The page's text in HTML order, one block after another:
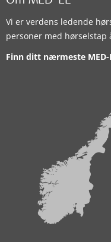
Vi er verdens ledende
personer med hørselstap
Finn ditt nærmeste MED-